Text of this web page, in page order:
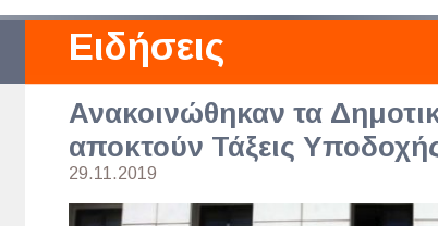
Ειδήσεις
Ανακοινώθηκαν τα
αποκτούν Τάξεις
29.11.2019